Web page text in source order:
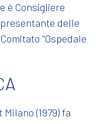
è Consigliere
delle
"Ospedale
(1979) fa